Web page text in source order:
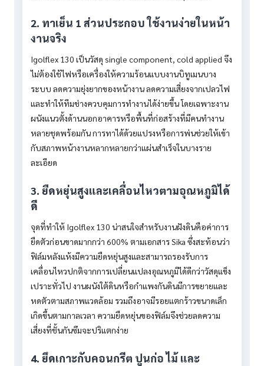
2. ทาเย็น 1 ส่วนประกอบ ใช้งานง่ายในหน้า
งานจริง
Igolflex 130 เป็นวัสดุ single component, cold applied จึง
ไม่ต้องใช้ไฟหรือเครื่องให้ความร้อนแบบงานบิทูเมนบาง
ระบบ ลดความยุ่งยากของหน้างาน ลดความเสี่ยงจากเปลวไฟ
และทำให้ทีมช่างควบคุมการทำงานได้ง่ายขึ้น โดยเฉพาะงาน
ผนังแนวตั้งด้านนอกอาคารหรือพื้นที่ก่อสร้างที่มีคนทำงาน
หลายชุดพร้อมกัน การทาได้ด้วยแปรงหรือการพ่นช่วยให้เข้า
กับสภาพหน้างานหลากหลายกว่าแผ่นสำเร็จในบางราย
ละเอียด
3. ยืดหยุ่นสูงและเคลื่อนไหวตามอุณหภูมิได้
ดี
จุดที่ทำให้ Igolflex 130 น่าสนใจสำหรับงานฝังดินคือค่าการ
ยืดตัวก่อนขาดมากกว่า 600% ตามเอกสาร Sika ซึ่งสะท้อนว่า
ฟิล์มหลังแห้งมีความยืดหยุ่นสูงและสามารถรองรับการ
เคลื่อนไหวปกติจากการเปลี่ยนแปลงอุณหภูมิได้ดีกว่าวัสดุแข็ง
เปราะทั่วไป งานผนังใต้ดินหรือกำแพงกันดินมีการขยายและ
หดตัวตามสภาพแวดล้อม รวมถึงอาจมีรอยแตกร้าวขนาดเล็ก
เกิดขึ้นตามกาลเวลา ความยืดหยุ่นของฟิล์มจึงช่วยลดความ
เสี่ยงที่ชั้นกันซึมจะปริแตกง่าย
4. ยึดเกาะกับคอนกรีต ปูนก่อ ไม้ และ